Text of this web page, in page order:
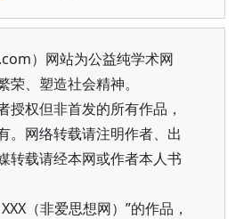
）网站为公益纯学术网
、塑造社会精神。
授权但非首发的所有作品，
。网络转载请注明作者、出
转载请经本网或作者本人书
（非爱思想网）”的作品，